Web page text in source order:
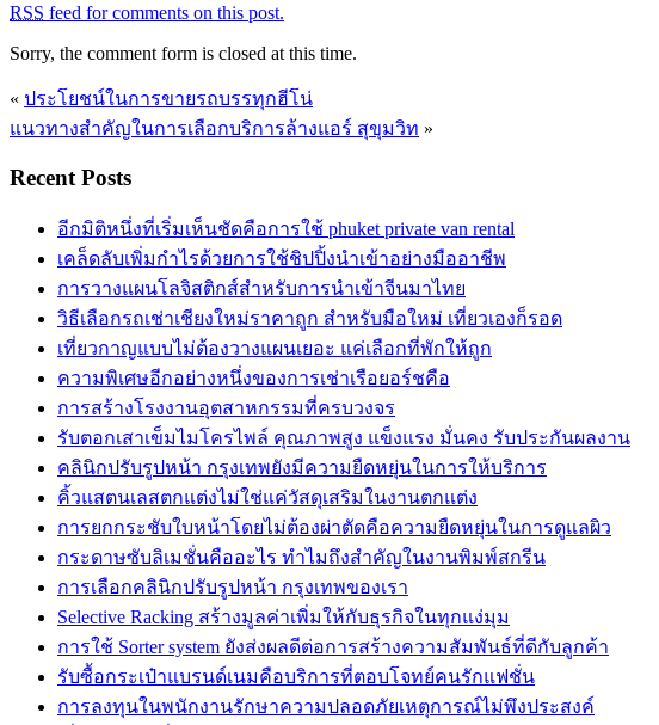
RSS feed for comments on this post.
Sorry, the comment form is closed at this time.
« ประโยชน์ในการขายรถบรรทุกฮีโน่
แนวทางสำคัญในการเลือกบริการล้างแอร์ สุขุมวิท »
Recent Posts
อีกมิติหนึ่งที่เริ่มเห็นชัดคือการใช้ phuket private van rental
เคล็ดลับเพิ่มกำไรด้วยการใช้ชิปปิ้งนำเข้าอย่างมืออาชีพ
การวางแผนโลจิสติกส์สำหรับการนำเข้าจีนมาไทย
วิธีเลือกรถเช่าเชียงใหม่ราคาถูก สำหรับมือใหม่ เที่ยวเองก็รอด
เที่ยวกาญแบบไม่ต้องวางแผนเยอะ แค่เลือกที่พักให้ถูก
ความพิเศษอีกอย่างหนึ่งของการเช่าเรือยอร์ชคือ
การสร้างโรงงานอุตสาหกรรมที่ครบวงจร
รับตอกเสาเข็มไมโครไพล์ คุณภาพสูง แข็งแรง มั่นคง รับประกันผลงาน
คลินิกปรับรูปหน้า กรุงเทพยังมีความยืดหยุ่นในการให้บริการ
คิ้วแสตนเลสตกแต่งไม่ใช่แค่วัสดุเสริมในงานตกแต่ง
การยกกระชับใบหน้าโดยไม่ต้องผ่าตัดคือความยืดหยุ่นในการดูแลผิว
กระดาษซับลิเมชั่นคืออะไร ทำไมถึงสำคัญในงานพิมพ์สกรีน
การเลือกคลินิกปรับรูปหน้า กรุงเทพของเรา
Selective Racking สร้างมูลค่าเพิ่มให้กับธุรกิจในทุกแง่มุม
การใช้ Sorter system ยังส่งผลดีต่อการสร้างความสัมพันธ์ที่ดีกับลูกค้า
รับซื้อกระเป๋าแบรนด์เนมคือบริการที่ตอบโจทย์คนรักแฟชั่น
การลงทุนในพนักงานรักษาความปลอดภัยเหตุการณ์ไม่พึงประสงค์